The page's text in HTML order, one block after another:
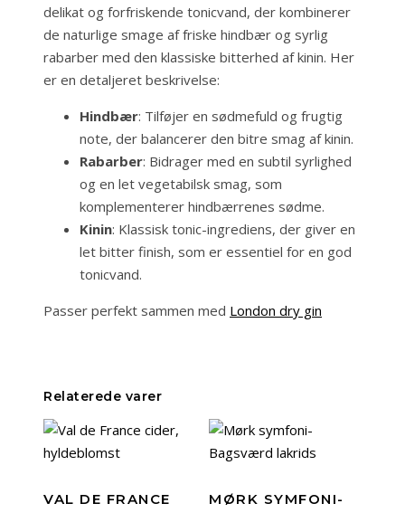
delikat og forfriskende tonicvand, der kombinerer
de naturlige smage af friske hindbær og syrlig
rabarber med den klassiske bitterhed af kinin. Her
er en detaljeret beskrivelse:
Hindbær: Tilføjer en sødmefuld og frugtig
note, der balancerer den bitre smag af kinin.
Rabarber: Bidrager med en subtil syrlighed
og en let vegetabilsk smag, som
komplementerer hindbærrenes sødme.
Kinin: Klassisk tonic-ingrediens, der giver en
let bitter finish, som er essentiel for en god
tonicvand.
Passer perfekt sammen med London dry gin
Relaterede varer
VAL DE FRANCE
MØRK SYMFONI-